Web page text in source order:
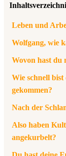
Leben und
Wolfgang, wie
Wovon hast du
Wie schnell
gekommen?
Nach der
Also haben
angekurbelt?